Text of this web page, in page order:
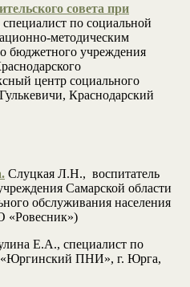
совета при
по социальной
методическим
бюджетного учреждения
центр социального
Краснодарский
Слуцкая Л.Н., воспитатель
Самарской области
обслуживания населения
Е.А., специалист по
«Юргинский ПНИ», г. Юрга,